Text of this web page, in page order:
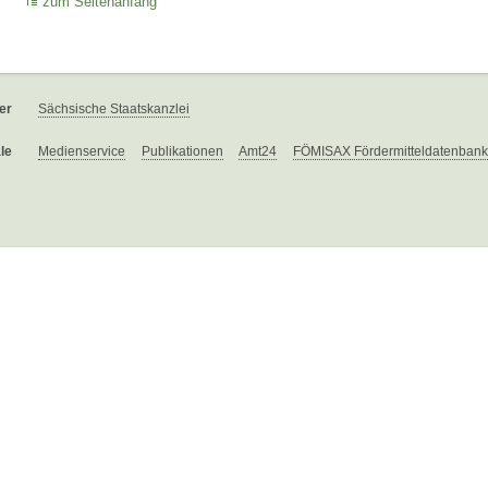
Sächsische Staatskanzlei
Medienservice Publikationen Amt24 FÖMISAX Fördermitteldatenbank